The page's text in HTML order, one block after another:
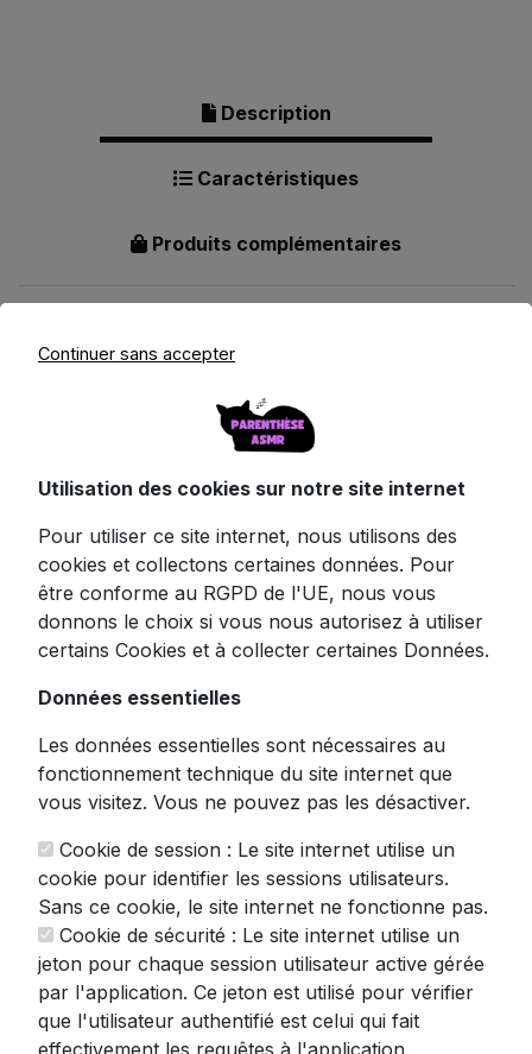
Description
Caractéristiques
Produits complémentaires
Description pour Collection
Livres et Mangas - Série Complète
à travers les joyaux de la littérature et du
manga !
Immergez-vous dans une expérience auditive
captivante avec ce livre audio qui vous fait
et de mangas méticuleusement analysés.
nouveaux univers narratifs, parfaitement
narré pour accompagner vos moments de
détente et d'évasion.
Cette production audio présente un
panorama d'œuvres variées qui satisferont
toutes les curiosités littéraires. Que vous
soyez amateur de fantasy, d'aventure, de
romance ou de science-fiction, le narrateur
vous guide à travers les chefs-d'œuvre
incontournables de chaque genre.
Continuer sans accepter
Utilisation des cookies sur notre site internet
Pour utiliser ce site internet, nous utilisons des
cookies et collectons certaines données. Pour
être conforme au RGPD de l'UE, nous vous
donnons le choix si vous nous autorisez à utiliser
certains Cookies et à collecter certaines Données.
Données essentielles
Les données essentielles sont nécessaires au
fonctionnement technique du site internet que
vous visitez. Vous ne pouvez pas les désactiver.
Cookie de session : Le site internet utilise un
cookie pour identifier les sessions utilisateurs.
Sans ce cookie, le site internet ne fonctionne pas.
Cookie de sécurité : Le site internet utilise un
jeton pour chaque session utilisateur active gérée
par l'application. Ce jeton est utilisé pour vérifier
que l'utilisateur authentifié est celui qui fait
effectivement les requêtes à l'application.